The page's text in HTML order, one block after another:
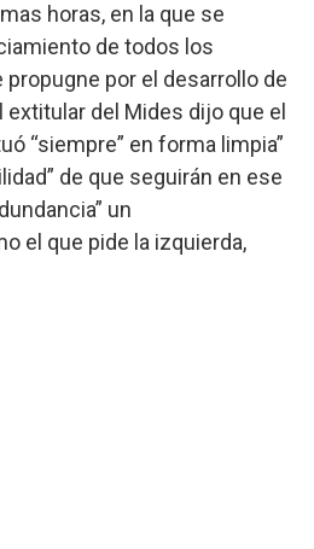
horas, en la que se
de todos los
por el desarrollo de
extitular del Mides dijo que el
“siempre” en forma limpia”
de que seguirán en ese
un
el que pide la izquierda,